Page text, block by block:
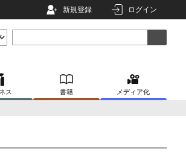
新規登録 ログイン
ス 書籍 メディア化